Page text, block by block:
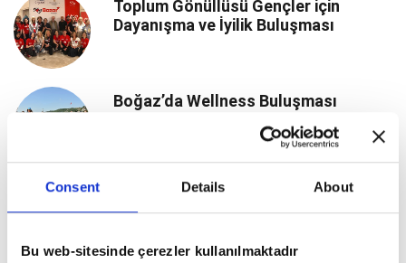
Consent Details About
Bu web-sitesinde çerezler kullanılmaktadır
Toplum Gönüllüsü Gençler için
Dayanışma ve İyilik Buluşması
Boğaz’da Wellness Buluşması
Cannes’ta Türk Oyuncuların Zarif
Çıkarması